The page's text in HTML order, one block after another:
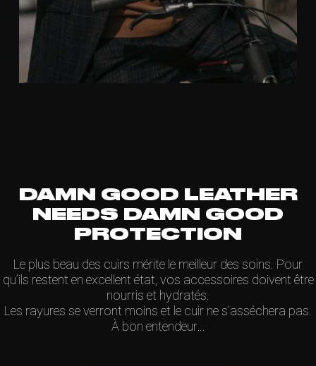
DAMN GOOD LEATHER
NEEDS DAMN GOOD
PROTECTION
Le plus beau des cuirs mérite le meilleur des soins. Pour
qu’ils restent en excellent état, vos accessoires doivent être
nourris et hydratés.
Les rayures se verront moins et le cuir ne s’asséchera pas.
À bon entendeur…